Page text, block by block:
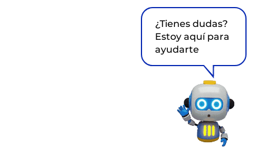
¿Tienes dudas?
Estoy aquí para
ayudarte